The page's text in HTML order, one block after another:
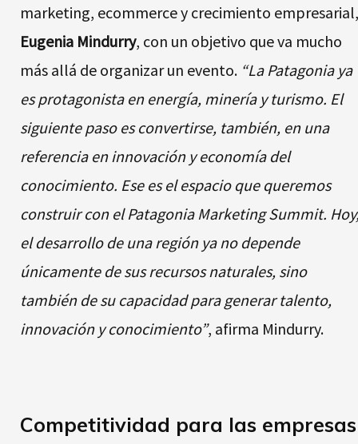
marketing, ecommerce y crecimiento empresarial,
Eugenia Mindurry, con un objetivo que va mucho
más allá de organizar un evento. “La Patagonia ya
es protagonista en energía, minería y turismo. El
siguiente paso es convertirse, también, en una
referencia en innovación y economía del
conocimiento. Ese es el espacio que queremos
construir con el Patagonia Marketing Summit.
el desarrollo de una región ya no depende
únicamente de sus recursos naturales, sino
también de su capacidad para generar talento,
innovación y conocimiento”, afirma Mindurry.
Competitividad para las empresas